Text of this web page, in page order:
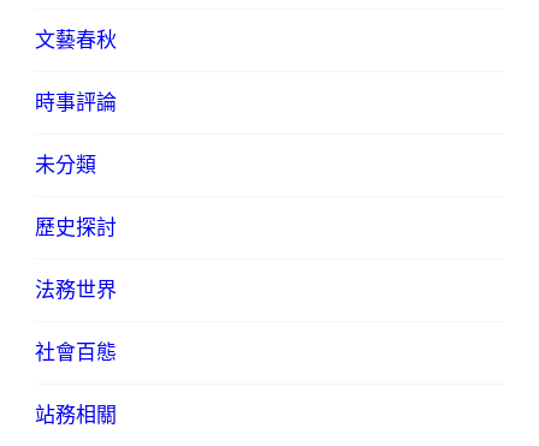
文藝春秋
時事評論
未分類
歷史探討
法務世界
社會百態
站務相關